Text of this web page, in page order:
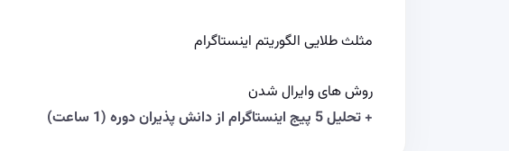
مثلث طلایی الگوریتم اینستاگرام
روش های وایرال شدن
+ تحلیل 5 پیج اینستاگرام از دانش پذیران دوره (1 ساعت)